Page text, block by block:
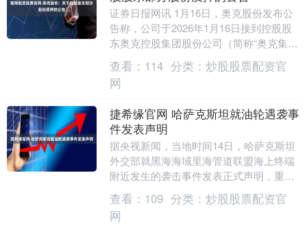
证券日报网讯 1月16日，奥克股份发布公
告称，公司于2026年1月16日接到控股股
东奥克控股集团股份公司（简称“奥克集
团”）通知，获悉奥克集团将其所持有的公
司部....
查看： 114 分类： 炒股股票配资官
网
捷希缘官网 哈萨克斯坦就油轮遇袭事
件发表声明
据央视新闻，当地时间14日，哈萨克斯坦
外交部就黑海海域里海管道联盟海上终端
附近发生的袭击事件发表正式声明，重申
哈萨克斯坦并非任何武装冲突的当事方，
始终为加强全球....
查看： 109 分类： 炒股股票配资官
网